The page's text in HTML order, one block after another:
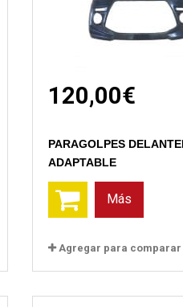
120,00€
PARAGOLPES
ADAPTABLE
Más
Agregar para comparar